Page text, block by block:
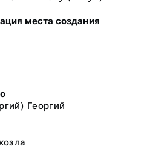
места создания
Георгий